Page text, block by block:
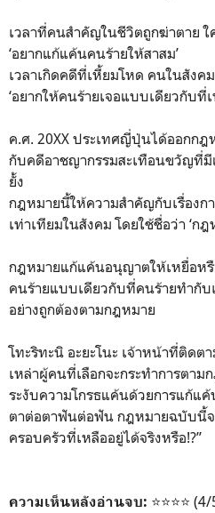
เวลาที่คนสำคัญในชีวิตถูกฆ่าตาย ใ
‘อยากแก้แค้นคนร้ายให้สาสม’
เวลาเกิดคดีที่เหี้ยมโหด คนในสังค
‘อยากให้คนร้ายเจอแบบเดียวกับที่เ
ค.ศ. 20XX ประเทศญี่ปุ่นได้ออกก
กับคดีอาชญากรรมสะเทือนขวัญที่
ยั้ง
กฎหมายนี้ให้ความสำคัญกับเรื่องก
เท่าเทียมในสังคม โดยใช้ชื่อว่า ‘ก
กฎหมายแก้แค้นอนุญาตให้เหยื่อหรื
คนร้ายแบบเดียวกับที่คนร้ายทำกับ
อย่างถูกต้องตามกฎหมาย
โทะริทะนิ อะยะโนะ เจ้าหน้าที่ติดต
เหล่าผู้คนที่เลือกจะกระทำการตา
ระงับความโกรธแค้นด้วยการแก้แ
ตาต่อตาฟันต่อฟัน กฎหมายฉบับนี้จ
ครอบครัวที่เหลืออยู่ได้จริงหรือ!?”
ความเห็นหลังอ่านจบ: ⭐️⭐️⭐️⭐️